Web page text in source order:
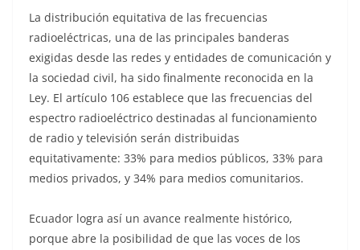
La distribución equitativa de las frecuencias
radioeléctricas, una de las principales banderas
exigidas desde las redes y entidades de comunicación y
la sociedad civil, ha sido finalmente reconocida en la
Ley. El artículo 106 establece que las frecuencias del
espectro radioeléctrico destinadas al funcionamiento
de radio y televisión serán distribuidas
equitativamente: 33% para medios públicos, 33% para
medios privados, y 34% para medios comunitarios.
Ecuador logra así un avance realmente histórico,
porque abre la posibilidad de que las voces de los